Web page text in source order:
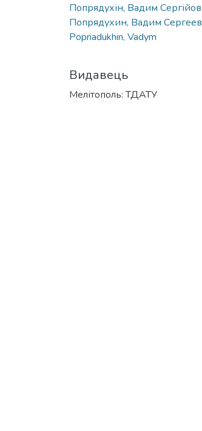
Попрядухін, Вадим
Попрядухин, Вадим
Popriadukhin, Vadym
Видавець
Мелітополь: ТДАТУ